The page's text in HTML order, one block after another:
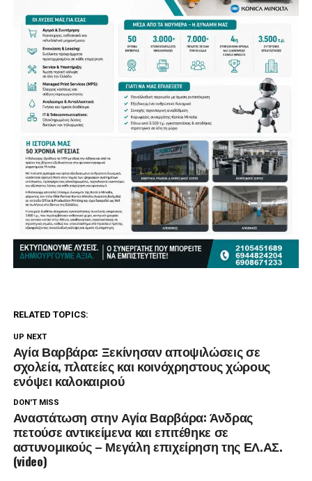
RELATED TOPICS:
UP NEXT
Αγία Βαρβάρα: Ξεκίνησαν αποψιλώσεις σε
σχολεία, πλατείες και κοινόχρηστους χώρους
ενόψει καλοκαιριού
DON'T MISS
Αναστάτωση στην Αγία Βαρβάρα: Άνδρας
πετούσε αντικείμενα και επιτέθηκε σε
αστυνομικούς – Μεγάλη επιχείρηση της ΕΛ.ΑΣ.
(video)